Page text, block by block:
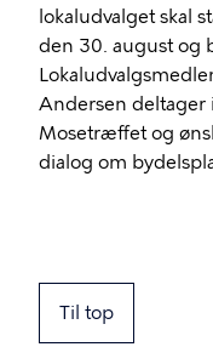
lokaludvalget skal
den 30. august og
Andersen deltager
Mosetræffet og
dialog om
Til top